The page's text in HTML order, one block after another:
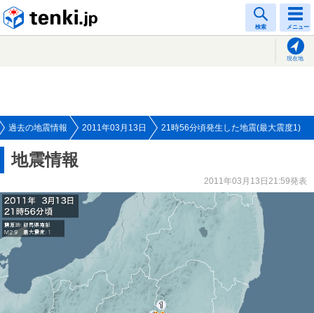
検索 メニュー
現在地
過去の地震情報 2011年03月13日 21時56分頃発生した地震(最大震度1)
地震情報
2011年03月13日21:59発表